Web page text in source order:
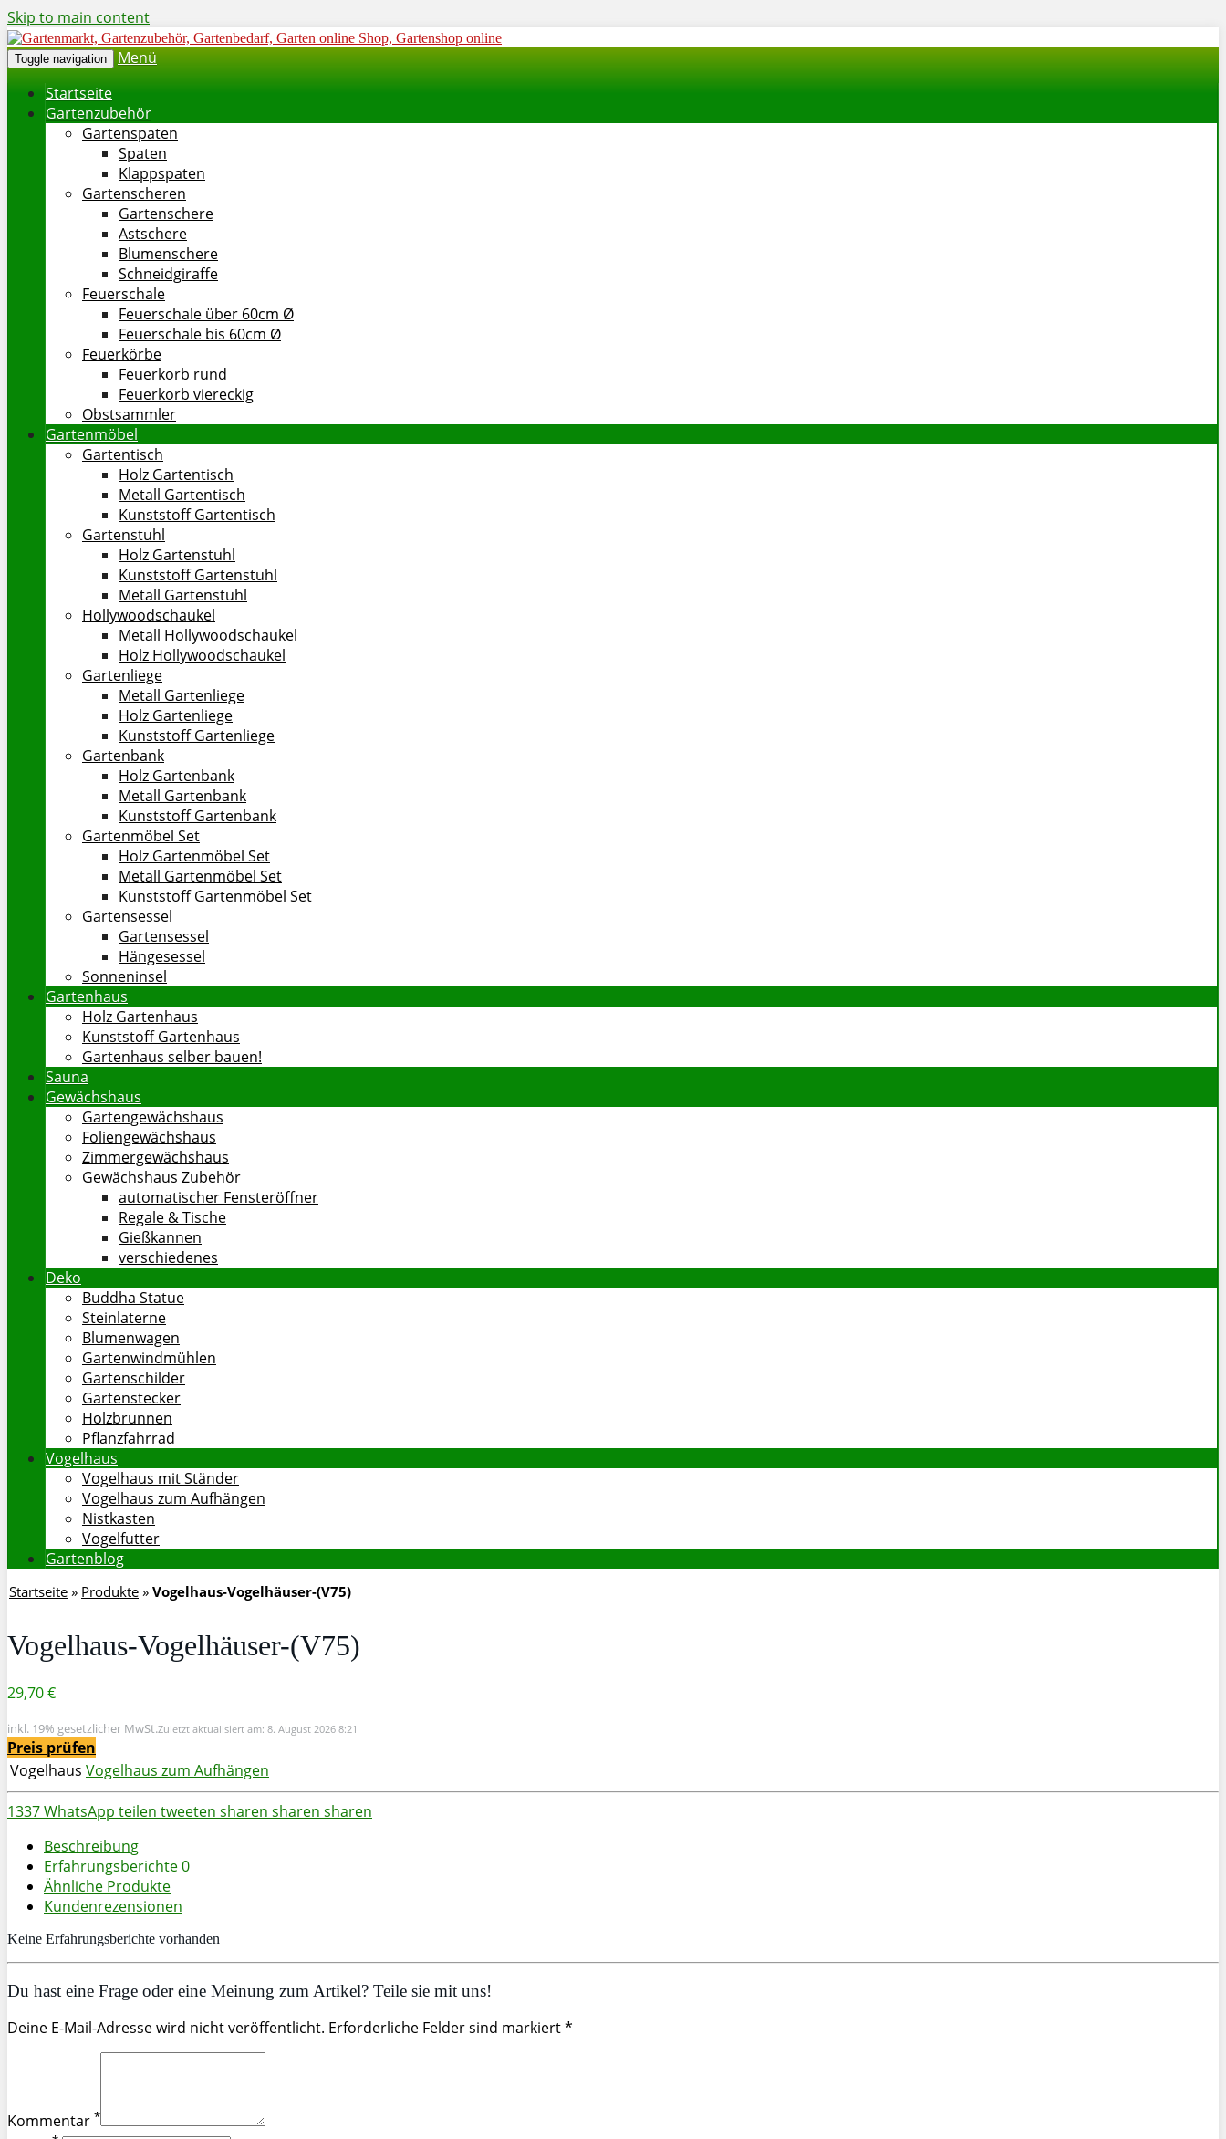
Skip to main content
Toggle navigation
Menü
Startseite
Gartenzubehör
Gartenspaten
Spaten
Klappspaten
Gartenscheren
Gartenschere
Astschere
Blumenschere
Schneidgiraffe
Feuerschale
Feuerschale über 60cm Ø
Feuerschale bis 60cm Ø
Feuerkörbe
Feuerkorb rund
Feuerkorb viereckig
Obstsammler
Gartenmöbel
Gartentisch
Holz Gartentisch
Metall Gartentisch
Kunststoff Gartentisch
Gartenstuhl
Holz Gartenstuhl
Kunststoff Gartenstuhl
Metall Gartenstuhl
Hollywoodschaukel
Metall Hollywoodschaukel
Holz Hollywoodschaukel
Gartenliege
Metall Gartenliege
Holz Gartenliege
Kunststoff Gartenliege
Gartenbank
Holz Gartenbank
Metall Gartenbank
Kunststoff Gartenbank
Gartenmöbel Set
Holz Gartenmöbel Set
Metall Gartenmöbel Set
Kunststoff Gartenmöbel Set
Gartensessel
Gartensessel
Hängesessel
Sonneninsel
Gartenhaus
Holz Gartenhaus
Kunststoff Gartenhaus
Gartenhaus selber bauen!
Sauna
Gewächshaus
Gartengewächshaus
Foliengewächshaus
Zimmergewächshaus
Gewächshaus Zubehör
automatischer Fensteröffner
Regale & Tische
Gießkannen
verschiedenes
Deko
Buddha Statue
Steinlaterne
Blumenwagen
Gartenwindmühlen
Gartenschilder
Gartenstecker
Holzbrunnen
Pflanzfahrrad
Vogelhaus
Vogelhaus mit Ständer
Vogelhaus zum Aufhängen
Nistkasten
Vogelfutter
Gartenblog
Startseite » Produkte » Vogelhaus-Vogelhäuser-(V75)
Vogelhaus-Vogelhäuser-(V75)
29,70 €
inkl. 19% gesetzlicher MwSt.Zuletzt aktualisiert am: 8. August 2026 8:21
Preis prüfen
Vogelhaus Vogelhaus zum Aufhängen
1337WhatsApp teilen tweeten sharen sharen sharen
Beschreibung
Erfahrungsberichte0
Ähnliche Produkte
Kundenrezensionen
Keine Erfahrungsberichte vorhanden
Du hast eine Frage oder eine Meinung zum Artikel? Teile sie mit uns!
Deine E-Mail-Adresse wird nicht veröffentlicht. Erforderliche Felder sind markiert *
Kommentar *